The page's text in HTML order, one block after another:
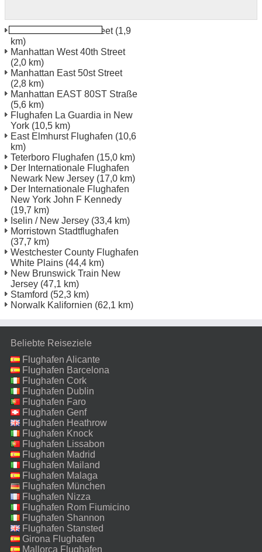
New York Charles Street(1,9
km)
Manhattan West 40th Street
(2,0 km)
Manhattan East 50st Street
(2,8 km)
Manhattan EAST 80ST Straße
(5,6 km)
Flughafen La Guardia in New
York (10,5 km)
East Elmhurst Flughafen (10,6
km)
Teterboro Flughafen (15,0 km)
Der Internationale Flughafen
Newark New Jersey (17,0 km)
Der Internationale Flughafen
New York John F Kennedy
(19,7 km)
Iselin / New Jersey (33,4 km)
Morristown Stadtflughafen
(37,7 km)
Westchester County Flughafen
White Plains (44,4 km)
New Brunswick Train New
Jersey (47,1 km)
Stamford (52,3 km)
Norwalk Kalifornien (62,1 km)
Beliebte Reiseziele
Flughafen Alicante
Flughafen Barcelona
Flughafen Cork
Flughafen Dublin
Flughafen Faro
Flughafen Genf
Flughafen Heathrow
Flughafen Knock
Flughafen Lissabon
Flughafen Madrid
Flughafen Mailand
Malpensa
Flughafen Malaga
Flughafen München
Flughafen Nizza
Flughafen Rom Fiumicino
Flughafen Shannon
Flughafen Stansted
Girona Flughafen
Mallorca Flughafen